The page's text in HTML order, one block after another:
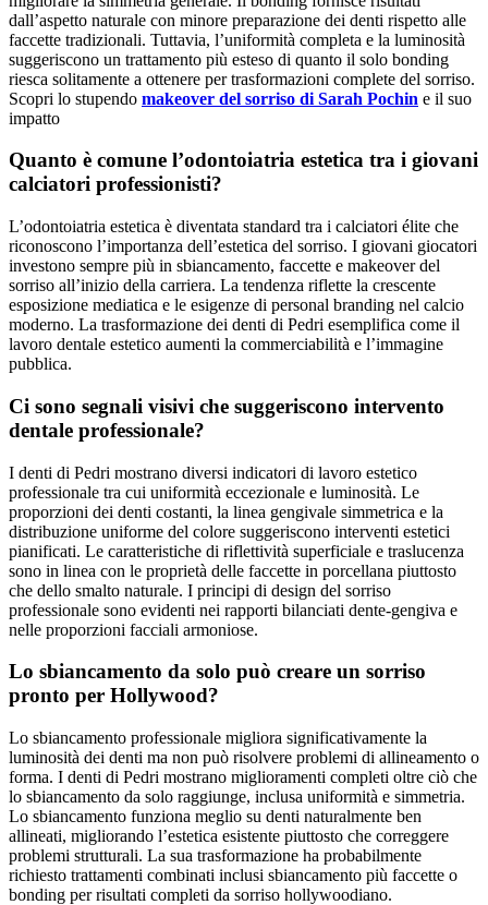
dall’aspetto naturale con minore preparazione dei denti rispetto alle
faccette tradizionali. Tuttavia, l’uniformità completa e la luminosità
suggeriscono un trattamento più esteso di quanto il solo bonding
riesca solitamente a ottenere per trasformazioni complete del sorriso.
Scopri lo stupendo makeover del sorriso di Sarah Pochin e il suo
impatto
Quanto è comune l’odontoiatria estetica tra i giovani
calciatori professionisti?
L’odontoiatria estetica è diventata standard tra i calciatori élite che
riconoscono l’importanza dell’estetica del sorriso. I giovani giocatori
investono sempre più in sbiancamento, faccette e makeover del
sorriso all’inizio della carriera. La tendenza riflette la crescente
esposizione mediatica e le esigenze di personal branding nel calcio
moderno. La trasformazione dei denti di Pedri esemplifica come il
lavoro dentale estetico aumenti la commerciabilità e l’immagine
pubblica.
Ci sono segnali visivi che suggeriscono intervento
dentale professionale?
I denti di Pedri mostrano diversi indicatori di lavoro estetico
professionale tra cui uniformità eccezionale e luminosità. Le
proporzioni dei denti costanti, la linea gengivale simmetrica e la
distribuzione uniforme del colore suggeriscono interventi estetici
pianificati. Le caratteristiche di riflettività superficiale e traslucenza
sono in linea con le proprietà delle faccette in porcellana piuttosto
che dello smalto naturale. I principi di design del sorriso
professionale sono evidenti nei rapporti bilanciati dente-gengiva e
nelle proporzioni facciali armoniose.
Lo sbiancamento da solo può creare un sorriso
pronto per Hollywood?
Lo sbiancamento professionale migliora significativamente la
luminosità dei denti ma non può risolvere problemi di allineamento o
forma. I denti di Pedri mostrano miglioramenti completi oltre ciò che
lo sbiancamento da solo raggiunge, inclusa uniformità e simmetria.
Lo sbiancamento funziona meglio su denti naturalmente ben
allineati, migliorando l’estetica esistente piuttosto che correggere
problemi strutturali. La sua trasformazione ha probabilmente
richiesto trattamenti combinati inclusi sbiancamento più faccette o
bonding per risultati completi da sorriso hollywoodiano.